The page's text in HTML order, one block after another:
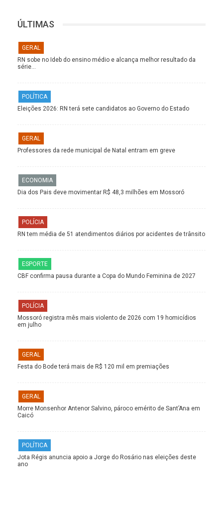
ÚLTIMAS
GERAL
RN sobe no Ideb do ensino médio e alcança melhor resultado da
série…
POLÍTICA
Eleições 2026: RN terá sete candidatos ao Governo do Estado
GERAL
Professores da rede municipal de Natal entram em greve
ECONOMIA
Dia dos Pais deve movimentar R$ 48,3 milhões em Mossoró
POLÍCIA
RN tem média de 51 atendimentos diários por acidentes de trânsito
ESPORTE
CBF confirma pausa durante a Copa do Mundo Feminina de 2027
POLÍCIA
Mossoró registra mês mais violento de 2026 com 19 homicídios
em julho
GERAL
Festa do Bode terá mais de R$ 120 mil em premiações
GERAL
Morre Monsenhor Antenor Salvino, pároco emérito de Sant’Ana em
Caicó
POLÍTICA
Jota Régis anuncia apoio a Jorge do Rosário nas eleições deste
ano